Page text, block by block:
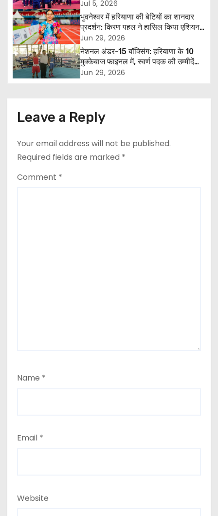
v
i
g
a
o
n
ओवरऑल टीम ट्रॉफी में तीसरा स्थान
Jul 5, 2026
भुवनेश्वर में हरियाणा की बेटियों का शानदार
प्रदर्शन: किरण पहल ने हासिल किया एशियन
गेम्स क्वालिफाइंग स्टैंडर्ड, पूजा ने जीता कांस्य
पदक
Jun 29, 2026
नेशनल अंडर-15 बॉक्सिंग: हरियाणा के 10
मुक्केबाज फाइनल में, स्वर्ण पदक की उम्मीदें
बढ़ीं
Jun 29, 2026
Leave a Reply
Your email address will not be published.
Required fields are marked *
Comment *
Name *
Email *
Website